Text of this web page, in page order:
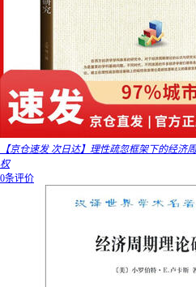
【京仓速发 次日达】理性疏忽框架下的经济
权
0条评价